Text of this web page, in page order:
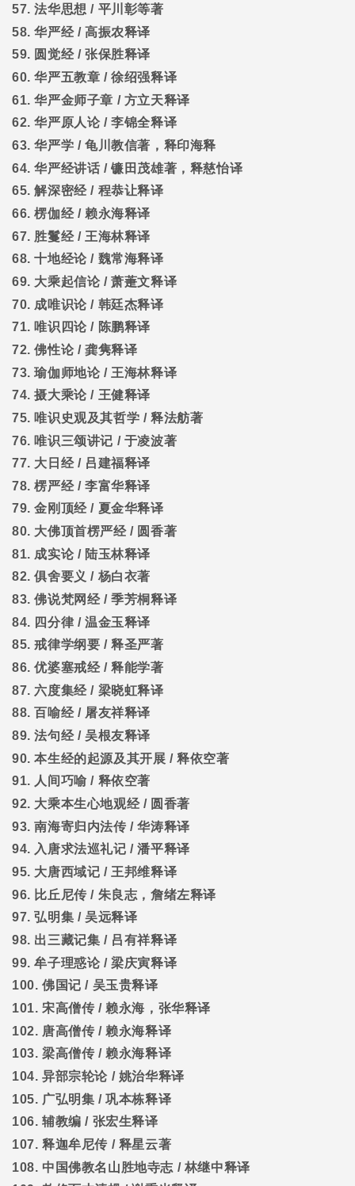
57.法华思想 / 平川彰等著
58.华严经/高振农释译
59. 圆觉经/张保胜释译
60.华严五教章 /徐绍强释译
61.华严金师子章 / 方立天释译
62.华严原人论/李锦全释译
63.华严学 /龟川教信著，释印海释
64.华严经讲话 /镰田茂雄著，释慈怡译
65.解深密经/ 程恭让释译
66.楞伽经/ 赖永海释译
67. 胜鬘经/ 王海林释译
68.十地经论/ 魏常海释译
69. 大乘起信论/萧萐文释译
70. 成唯识论/ 韩廷杰释译
71. 唯识四论/ 陈鹏释译
72.佛性论/龚隽释译
73.瑜伽师地论/ 王海林释译
74.摄大乘论/ 王健释译
75. 唯识史观及其哲学 /释法舫著
76. 唯识三颂讲记 / 于凌波著
77. 大日经/ 吕建福释译
78.楞严经/李富华释译
79.金刚顶经/ 夏金华释译
80. 大佛顶首楞严经/ 圆香著
81. 成实论/ 陆玉林释译
82.俱舍要义 / 杨白衣著
83.佛说梵网经/季芳桐释译
84. 四分律 /温金玉释译
85.戒律学纲要 /释圣严著
86.优婆塞戒经/释能学著
87. 六度集经/ 梁晓虹释译
88.百喻经/ 屠友祥释译
89.法句经/吴根友释译
90.本生经的起源及其开展 /释依空著
91. 人间巧喻 / 释依空著
92. 大乘本生心地观经/ 圆香著
93.南海寄归内法传 /华涛释译
94. 入唐求法巡礼记 /潘平释译
95. 大唐西域记 / 王邦维释译
96. 比丘尼传 / 朱良志，詹绪左释译
97.弘明集 /吴远释译
98. 出三藏记集 / 吕有祥释译
99.牟子理惑论/梁庆寅释译
100. 佛国记 / 吴玉贵释译
101. 宋高僧传 / 赖永海，张华释译
102. 唐高僧传 / 赖永海释译
103. 梁高僧传 / 赖永海释译
104. 异部宗轮论 / 姚治华释译
105. 广弘明集 /巩本栋释译
106. 辅教编 / 张宏生释译
107. 释迦牟尼传 / 释星云著
108. 中国佛教名山胜地寺志 / 林继中释译